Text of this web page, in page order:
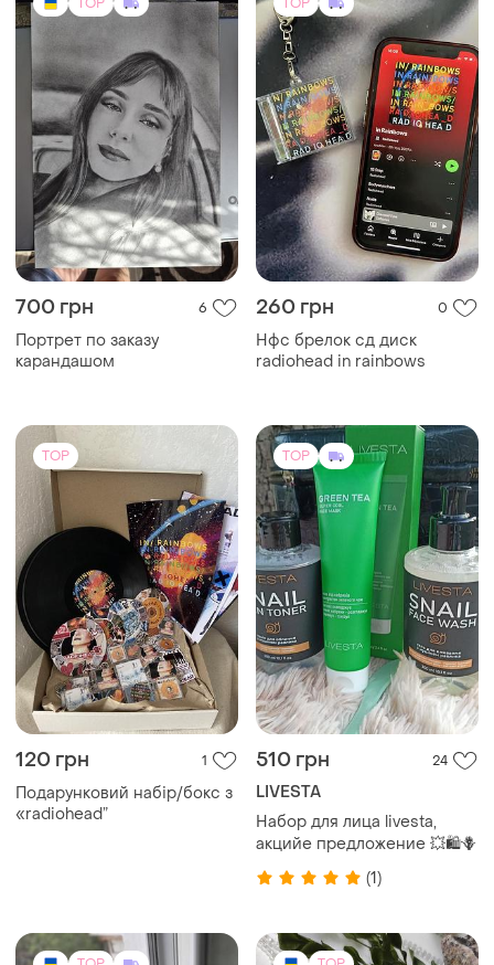
700 грн 6
Портрет по заказу
карандашом
260 грн 0
Нфс брелок сд диск
radiohead in rainbows
TOP
120 грн 1
Подарунковий набір/бокс з
«radiohead”
TOP
510 грн 24
LIVESTA
Набор для лица livesta,
акцийе предложение 💥🛍️🪻
(1)